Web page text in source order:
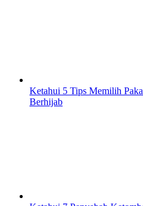
Ketahui 5 Tips Memilih
Berhijab